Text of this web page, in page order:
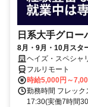
日系大手グロ
8月・9月・10月スタ
イン／週1～2日勤務
ヘイズ・スペシャ
フルリモート
時給5,000円～
勤務時間 フレック
17:30(実働7時間